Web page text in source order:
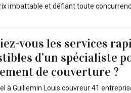
imbattable et défiant toute
vous les services
d’un spécialiste
de couverture ?
à Guillemin Louis couvreur 41